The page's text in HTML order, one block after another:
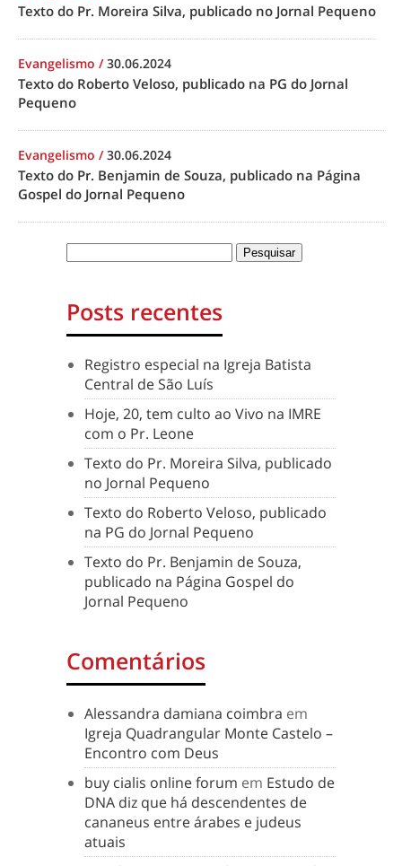
Texto do Pr. Moreira Silva, publicado no Jornal Pequeno
Evangelismo /30.06.2024
Texto do Roberto Veloso, publicado na PG do Jornal
Pequeno
Evangelismo /30.06.2024
Texto do Pr. Benjamin de Souza, publicado na Página
Gospel do Jornal Pequeno
Posts recentes
Registro especial na Igreja Batista
Central de São Luís
Hoje, 20, tem culto ao Vivo na IMRE
com o Pr. Leone
Texto do Pr. Moreira Silva, publicado
no Jornal Pequeno
Texto do Roberto Veloso, publicado
na PG do Jornal Pequeno
Texto do Pr. Benjamin de Souza,
publicado na Página Gospel do
Jornal Pequeno
Comentários
Alessandra damiana coimbra em
Igreja Quadrangular Monte Castelo –
Encontro com Deus
buy cialis online forum em Estudo de
DNA diz que há descendentes de
cananeus entre árabes e judeus
atuais